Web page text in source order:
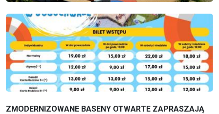
ZMODERNIZOWANE BASENY OTWARTE ZAPRASZAJĄ